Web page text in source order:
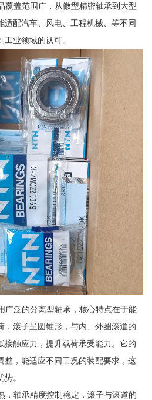
覆盖范围广，从微型精密轴承到大型
适配汽车、风电、工程机械、等不同
业领域的认可。
广泛的分离型轴承，核心特点在于能
，滚子呈圆锥形，与内、外圈滚道的
接触应力，提升载荷承受能力。它的
整，能适应不同工况的装配要求，这
。
，轴承精度控制稳定，滚子与滚道的